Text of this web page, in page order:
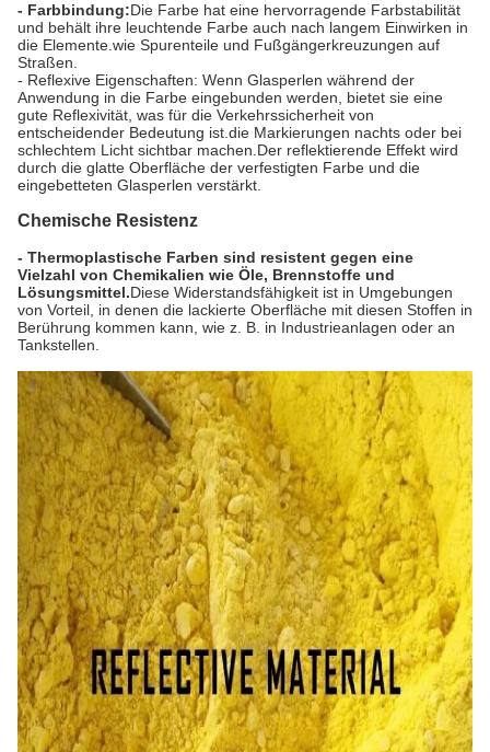
- Farbbindung:Die Farbe hat eine hervorragende Farbstabilität
und behält ihre leuchtende Farbe auch nach langem Einwirken in
die Elemente.wie Spurenteile und Fußgängerkreuzungen auf
Straßen.
- Reflexive Eigenschaften: Wenn Glasperlen während der
Anwendung in die Farbe eingebunden werden, bietet sie eine
gute Reflexivität, was für die Verkehrssicherheit von
entscheidender Bedeutung ist.die Markierungen nachts oder bei
schlechtem Licht sichtbar machen.Der reflektierende Effekt wird
durch die glatte Oberfläche der verfestigten Farbe und die
eingebetteten Glasperlen verstärkt.
Chemische Resistenz
- Thermoplastische Farben sind resistent gegen eine
Vielzahl von Chemikalien wie Öle, Brennstoffe und
Lösungsmittel.Diese Widerstandsfähigkeit ist in Umgebungen
von Vorteil, in denen die lackierte Oberfläche mit diesen Stoffen in
Berührung kommen kann, wie z. B. in Industrieanlagen oder an
Tankstellen.